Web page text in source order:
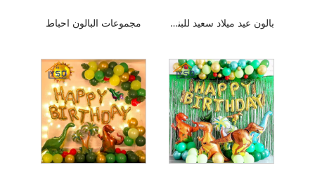
مجموعات البالون احباط بالون عيد ميلاد سعيد للبنين